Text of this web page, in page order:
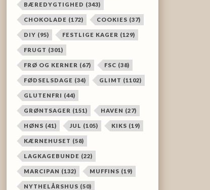
BÆREDYGTIGHED (343)
CHOKOLADE (172) COOKIES (37)
DIY (95) FESTLIGE KAGER (129)
FRUGT (301)
FRØ OG KERNER (67) FSC (38)
FØDSELSDAGE (34) GLIMT (1102)
GLUTENFRI (44)
GRØNTSAGER (151) HAVEN (27)
HØNS (41) JUL (105) KIKS (19)
KÆRNEHUSET (58)
LAGKAGEBUNDE (22)
MARCIPAN (132) MUFFINS (19)
NYTHELÅRSHUS (50)